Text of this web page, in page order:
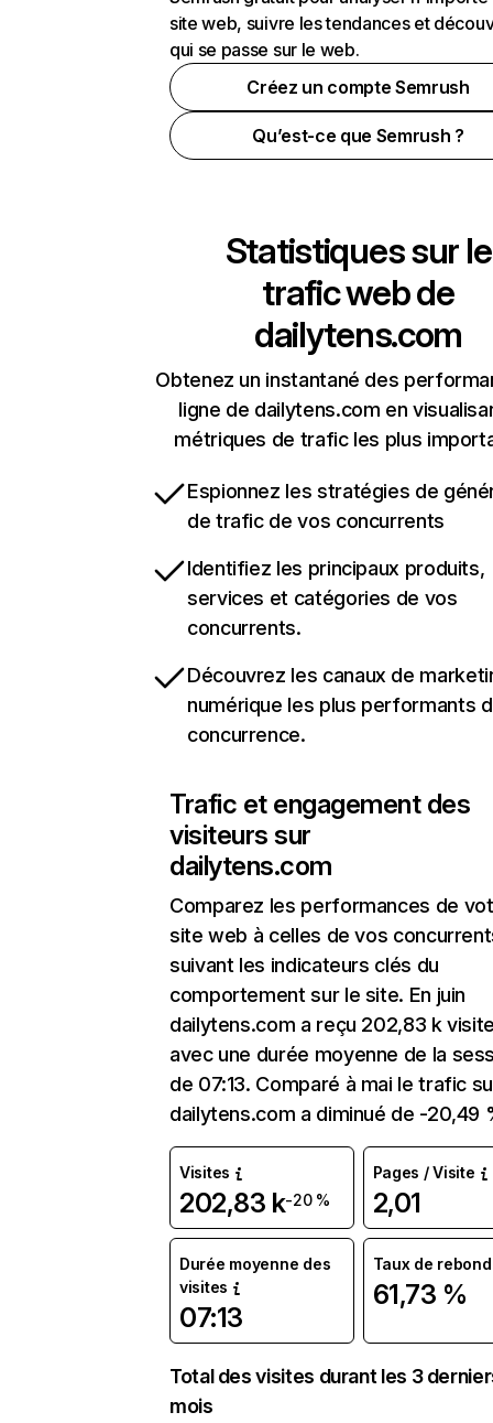
site web, suivre les tendances et
qui se passe sur le web.
Créez un compte Semrush
Qu’est-ce que Semrush ?
Statistiques sur le
trafic web de
dailytens.com
Obtenez un instantané des
ligne de dailytens.com en
métriques de trafic les plus
Espionnez les stratégies de
de trafic de vos concurrents
Identifiez les principaux produits,
services et catégories de vos
concurrents.
Découvrez les canaux de
numérique les plus performants
concurrence.
Trafic et engagement des
visiteurs sur
dailytens.com
Comparez les performances de
site web à celles de vos
suivant les indicateurs clés du
comportement sur le site. En juin
dailytens.com a reçu 202,83 k
avec une durée moyenne de la
de 07:13. Comparé à mai le trafic
dailytens.com a diminué de -20,49
Visites
202,83 k-20 %
Pages / Visite
2,01
Durée moyenne des
visites
07:13
Taux de rebond
61,73 %
Total des visites durant les 3
mois